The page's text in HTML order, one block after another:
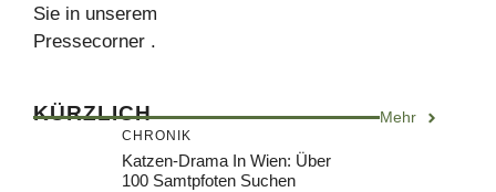
Sie in unserem
Pressecorner .
KÜRZLICH Mehr
CHRONIK
Katzen-Drama In Wien: Über
100 Samtpfoten Suchen